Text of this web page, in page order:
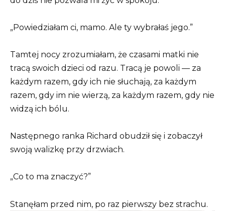
„Powiedziałam ci, mamo. Ale ty wybrałaś jego.”
Tamtej nocy zrozumiałam, że czasami matki nie
tracą swoich dzieci od razu. Tracą je powoli — za
każdym razem, gdy ich nie słuchają, za każdym
razem, gdy im nie wierzą, za każdym razem, gdy nie
widzą ich bólu.
Następnego ranka Richard obudził się i zobaczył
swoją walizkę przy drzwiach.
„Co to ma znaczyć?”
Stanęłam przed nim, po raz pierwszy bez strachu.